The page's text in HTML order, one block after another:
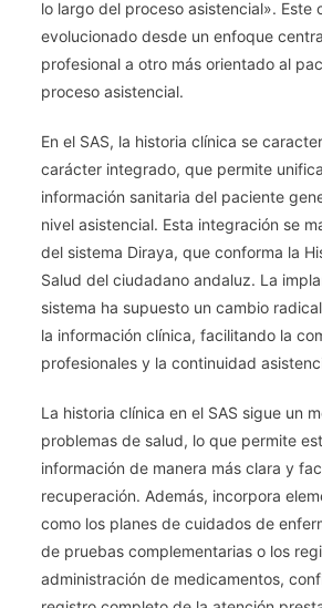
De
Consultas
Y
(INFHOS).
lo largo del proceso asistencial». Este
evolucionado desde un enfoque
profesional a otro más orientado al
proceso asistencial.
En el SAS, la historia clínica se
carácter integrado, que permite
información sanitaria del paciente
nivel asistencial. Esta integración se
del sistema Diraya, que conforma la
Salud del ciudadano andaluz. La
sistema ha supuesto un cambio
la información clínica, facilitando la
profesionales y la continuidad
La historia clínica en el SAS sigue un
problemas de salud, lo que permite
información de manera más clara y
recuperación. Además, incorpora
como los planes de cuidados de
de pruebas complementarias o los
administración de medicamentos,